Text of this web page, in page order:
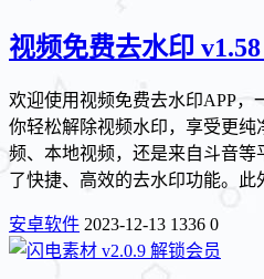
视频免费去水印
欢迎使用视频免费去水印APP，
你轻松解除视频水印，享受更
频、本地视频，还是来自斗音
了快捷、高效的去水印功能。此
安卓软件 2023-12-13 1336 0